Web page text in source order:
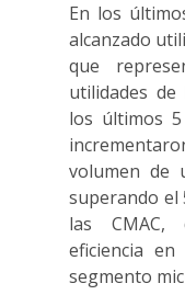
En los
alcanzado
que
utilidades de
los últimos
volumen de
superando el
las CMAC,
eficiencia
segmento